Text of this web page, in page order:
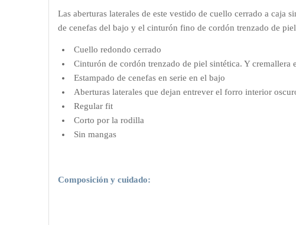
Las aberturas laterales de este vestido de cuello cerrado a caja
de cenefas del bajo y el cinturón fino de cordón trenzado de
Cuello redondo cerrado
Cinturón de cordón trenzado de piel sintética. Y cremallera
Estampado de cenefas en serie en el bajo
Aberturas laterales que dejan entrever el forro interior
Regular fit
Corto por la rodilla
Sin mangas
Composición y cuidado: